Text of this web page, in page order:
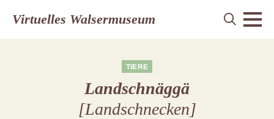
Virtuelles Walsermuseum
TIERE
Landschnäggä
[Landschnecken]